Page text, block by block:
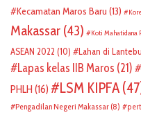
Kecamatan Maros Baru (13)
Makassar (43) Koti Mahatidana
ASEAN 2022 (10) Lahan di
Lapas kelas IIB Maros (21)
PHLH (16) LSM KIPFA
Pengadilan Negeri Makassar (8)